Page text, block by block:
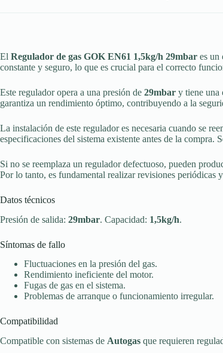
El Regulador de gas GOK EN61 1,5kg/h 29mbar es un
constante y seguro, lo que es crucial para el correcto
Este regulador opera a una presión de 29mbar y tiene una
garantiza un rendimiento óptimo, contribuyendo a la
La instalación de este regulador es necesaria cuando se
especificaciones del sistema existente antes de la
Si no se reemplaza un regulador defectuoso, pueden
Por lo tanto, es fundamental realizar revisiones periódicas
Datos técnicos
Presión de salida: 29mbar. Capacidad: 1,5kg/h.
Síntomas de fallo
Fluctuaciones en la presión del gas.
Rendimiento ineficiente del motor.
Fugas de gas en el sistema.
Problemas de arranque o funcionamiento irregular.
Compatibilidad
Compatible con sistemas de Autogas que requieren